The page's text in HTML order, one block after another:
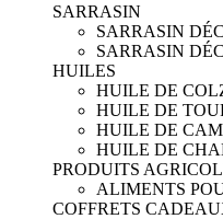
SARRASIN
SARRASIN
SARRASIN
HUILES
HUILE DE
HUILE DE
HUILE DE
HUILE DE
PRODUITS
ALIMENTS
COFFRETS